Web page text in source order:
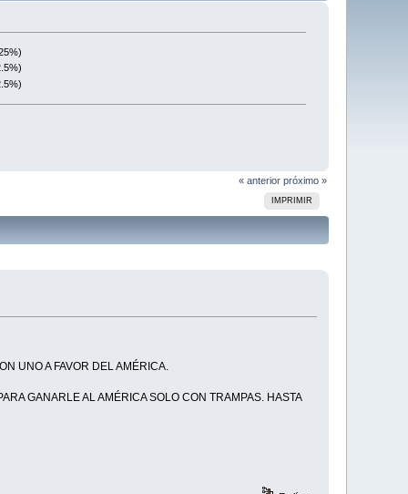
« anterior próximo »
IMPRIMIR
UNO A FAVOR DEL AMÉRICA.
GANARLE AL AMÉRICA SOLO CON TRAMPAS. HASTA